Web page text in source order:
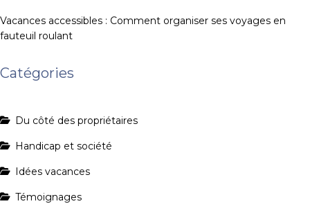
Vacances accessibles : Comment organiser ses voyages en
fauteuil roulant
Catégories
Du côté des propriétaires
Handicap et société
Idées vacances
Témoignages